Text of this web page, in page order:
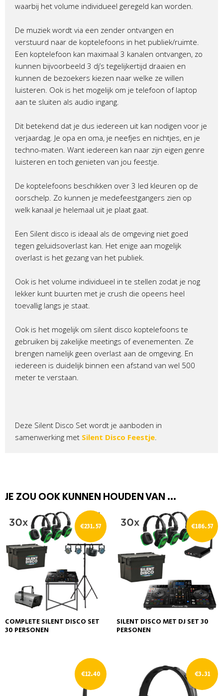
waarbij het volume individueel geregeld kan worden.
De muziek wordt via een zender ontvangen en
verstuurd naar de koptelefoons in het publiek/ruimte.
Een koptelefoon kan maximaal 3 kanalen ontvangen, zo
kunnen bijvoorbeeld 3 dj’s tegelijkertijd draaien en
kunnen de bezoekers kiezen naar welke ze willen
luisteren. Ook is het mogelijk om je telefoon of laptop
aan te sluiten als audio ingang.
Dit betekend dat je dus iedereen uit kan nodigen voor je
verjaardag. Je opa en oma, je neefjes en nichtjes, en je
techno-maten. Want iedereen kan naar zijn eigen genre
luisteren en toch genieten van jou feestje.
De koptelefoons beschikken over 3 led kleuren op de
oorschelp. Zo kunnen je medefeestgangers zien op
welk kanaal je helemaal uit je plaat gaat.
Een Silent disco is ideaal als de omgeving niet goed
tegen geluidsoverlast kan. Het enige aan mogelijk
overlast is het gezang van het publiek.
Ook is het volume individueel in te stellen zodat je nog
lekker kunt buurten met je crush die opeens heel
toevallig langs je staat.
Ook is het mogelijk om silent disco koptelefoons te
gebruiken bij zakelijke meetings of evenementen. Ze
brengen namelijk geen overlast aan de omgeving. En
iedereen is duidelijk binnen een afstand van wel 500
meter te verstaan.
Deze Silent Disco Set wordt je aanboden in
samenwerking met Silent Disco Feestje.
JE ZOU OOK KUNNEN HOUDEN VAN …
COMPLETE SILENT DISCO SET
30 PERSONEN
€231.57
SILENT DISCO MET DJ SET 30
PERSONEN
€186.57
€12.40 €3.31